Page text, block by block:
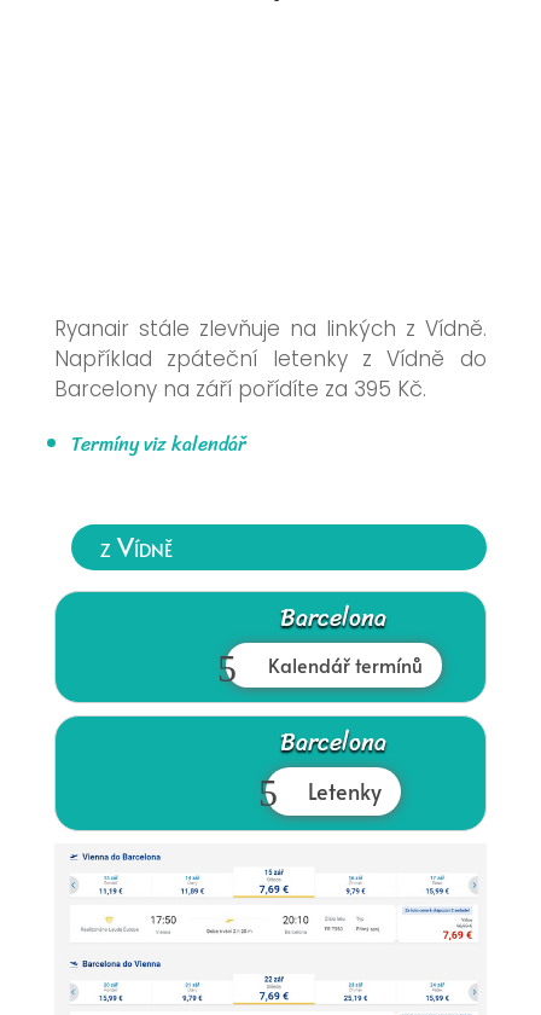
Ryanair stále zlevňuje na linkých z Vídně.
Například zpáteční letenky z Vídně do
Barcelony na září pořídíte za 395 Kč.
Termíny viz kalendář
z Vídně
Barcelona
Kalendář termínů
Barcelona
Letenky